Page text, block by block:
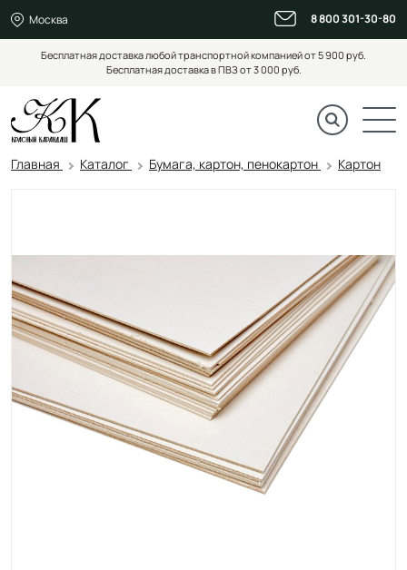
Москва 8 800 301-30-80
Бесплатная доставка любой транспортной компанией от 5 900 руб.
Бесплатная доставка в ПВЗ от 3 000 руб.
Главная Каталог Бумага, картон, пенокартон Картон